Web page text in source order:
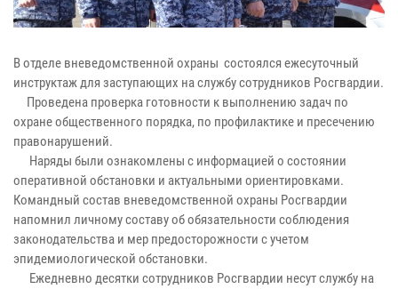
В отделе вневедомственной охраны состоялся ежесуточный
инструктаж для заступающих на службу сотрудников Росгвардии.
Проведена проверка готовности к выполнению задач по
охране общественного порядка, по профилактике и пресечению
правонарушений.
Наряды были ознакомлены с информацией о состоянии
оперативной обстановки и актуальными ориентировками.
Командный состав вневедомственной охраны Росгвардии
напомнил личному составу об обязательности соблюдения
законодательства и мер предосторожности с учетом
эпидемиологической обстановки.
Ежедневно десятки сотрудников Росгвардии несут службу на